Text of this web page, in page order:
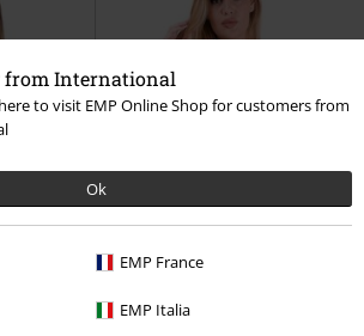
from International
to visit EMP Online Shop for customers from
Ok
EMP France
EMP Italia